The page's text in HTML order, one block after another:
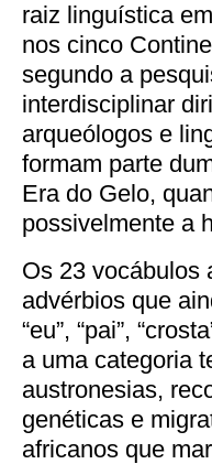
raiz linguística
nos cinco
segundo a
interdisciplinar
arqueólogos e
formam parte
Era do Gelo,
possivelmente a
Os 23 vocábulos
advérbios que
“eu”, “pai”,
a uma categoria
austronesias,
genéticas e
africanos que